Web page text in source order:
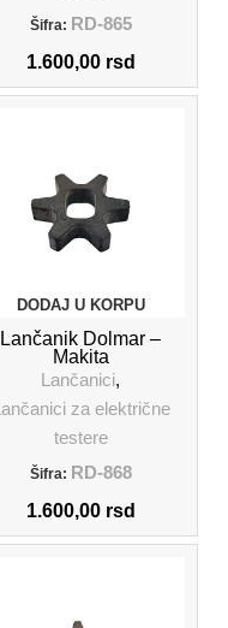
Šifra: RD-865
1.600,00 rsd
DODAJ U KORPU
Lančanik Dolmar –
Makita
Lančanici,
za električne
testere
Šifra: RD-868
1.600,00 rsd